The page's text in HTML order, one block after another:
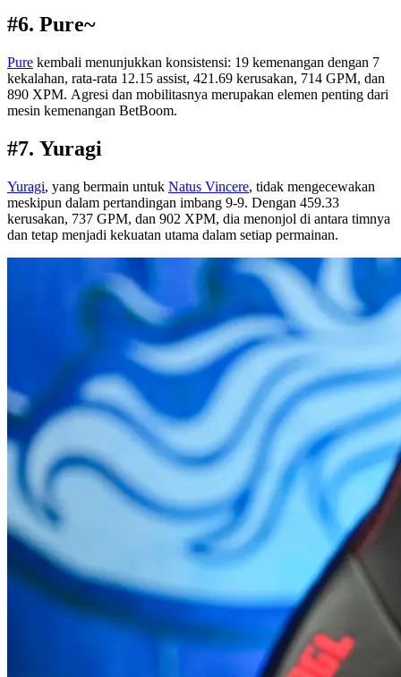
#6. Pure~
Pure kembali menunjukkan konsistensi: 19 kemenangan dengan 7
kekalahan, rata-rata 12.15 assist, 421.69 kerusakan, 714 GPM, dan
890 XPM. Agresi dan mobilitasnya merupakan elemen penting dari
mesin kemenangan BetBoom.
#7. Yuragi
Yuragi, yang bermain untuk Natus Vincere, tidak mengecewakan
meskipun dalam pertandingan imbang 9-9. Dengan 459.33
kerusakan, 737 GPM, dan 902 XPM, dia menonjol di antara timnya
dan tetap menjadi kekuatan utama dalam setiap permainan.